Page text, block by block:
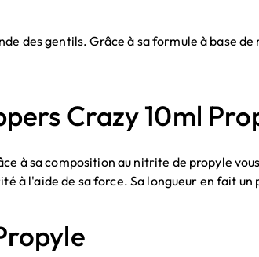
des gentils. Grâce à sa formule à base
Crazy 10ml
à sa composition au nitrite de propyle
à l'aide de sa force. Sa longueur en fait un